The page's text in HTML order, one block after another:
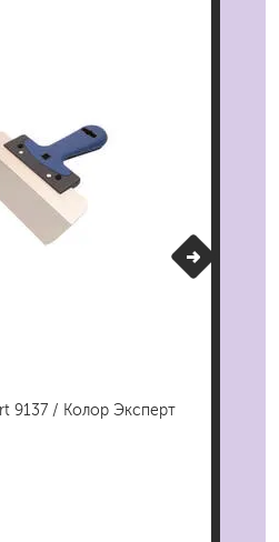
9137 / Колор Эксперт